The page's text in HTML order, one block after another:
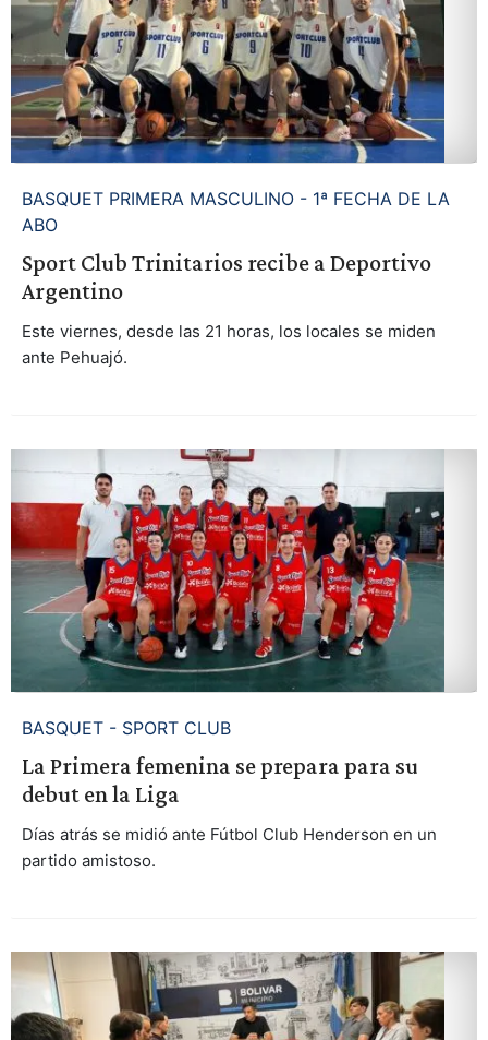
BASQUET PRIMERA MASCULINO - 1ª FECHA DE LA
ABO
Sport Club Trinitarios recibe a Deportivo
Argentino
Este viernes, desde las 21 horas, los locales se miden
ante Pehuajó.
BASQUET - SPORT CLUB
La Primera femenina se prepara para su
debut en la Liga
Días atrás se midió ante Fútbol Club Henderson en un
partido amistoso.